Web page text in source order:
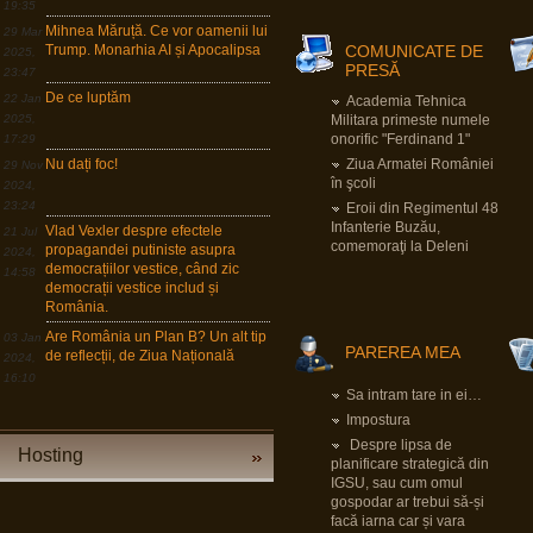
Pârvu Florin
05 Sep 2025, 20:02
It's not enough to be up to date, you have to
be up to tomorrow.
Nu e suficient să fii la curent cu ce se
întâmplă azi, trebuie să fii la curent cu ce se
va întâmpla mâine.
David Ben Gurion, fost prim ministru israelian
Pârvu Florin
28 Aug 2025, 01:17
În Marea Britanie ura rasială, religioasă,
legată de orientarea sexuală sau de
dizabilitate e circumstanță agravantă care
conduce la dublarea minimului și maximului
pedepsei pentru infracțiuni astfel motivate.
Poate e cazul ca și societatea românească
să înceapă să se gândească la asta.
Zic și eu, mnah…
29 Jul 2025, 20:20
Să lămurim și de ce congresul SUA e în
buzunarul de la piept al oricărui guvern
19:35
29 Mar
2025,
23:47
Mihnea Măruță. Ce vor oamenii lui
Trump. Monarhia AI și Apocalipsa
22 Jan
2025,
17:29
De ce luptăm
29 Nov
2024,
23:24
Nu dați foc!
21 Jul
2024,
14:58
Vlad Vexler despre efectele
propagandei putiniste asupra
democrațiilor vestice, când zic
democrații vestice includ și
România.
03 Jan
2024,
16:10
Are România un Plan B? Un alt tip
de reflecții, de Ziua Națională
Hosting
COMUNICATE DE
PRESĂ
Academia Tehnica
Militara primeste numele
onorific "Ferdinand 1"
Ziua Armatei României
în şcoli
Eroii din Regimentul 48
Infanterie Buzău,
comemoraţi la Deleni
PAREREA MEA
Sa intram tare in ei…
Impostura
Despre lipsa de
planificare strategică din
IGSU, sau cum omul
gospodar ar trebui să-și
facă iarna car și vara